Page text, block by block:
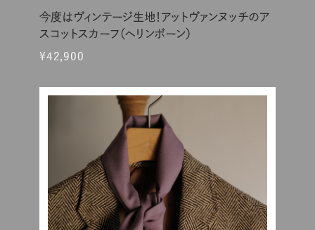
今度はヴィンテージ生地！アットヴァンヌッチのア
スコットスカーフ（ヘリンボーン）
¥42,900